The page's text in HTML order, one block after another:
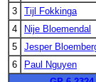
3
Tijl Fokkinga
4
Nije Bloemendal
5
Jesper
6
Paul Nguyen